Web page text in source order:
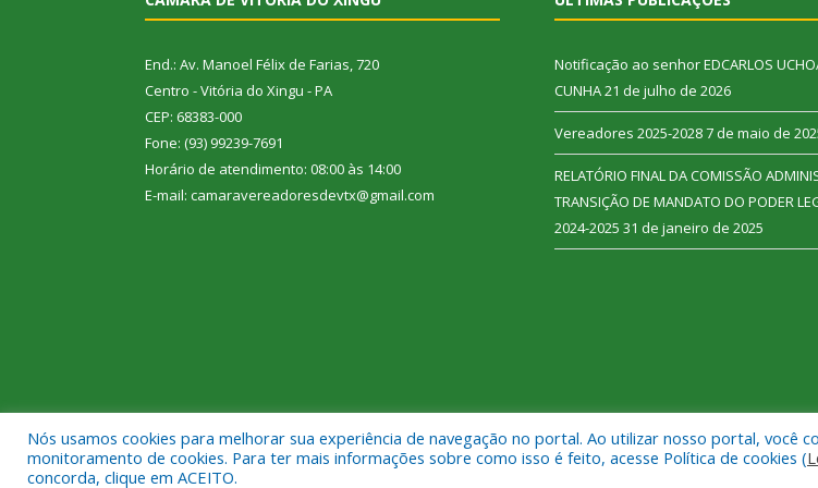
End.: Av. Manoel Félix de Farias, 720
Centro - Vitória do Xingu - PA
CEP: 68383-000
Fone: (93) 99239-7691
Horário de atendimento: 08:00 às 14:00
E-mail: camaravereadoresdevtx@gmail.com
Notificação ao senhor EDCARLOS
CUNHA21 de julho de 2026
Vereadores 2025-20287 de maio de
RELATÓRIO FINAL DA COMISSÃO
TRANSIÇÃO DE MANDATO DO PODER
2024-2025 31 de janeiro de 2025
Todos os direitos reservados a Câmara Municipal de Vitória do Xingu.
Nós usamos cookies para melhorar sua experiência de navegação no portal. Ao utilizar nosso portal, você
monitoramento de cookies. Para ter mais informações sobre como isso é feito, acesse Política de cookies (
concorda, clique em ACEITO.